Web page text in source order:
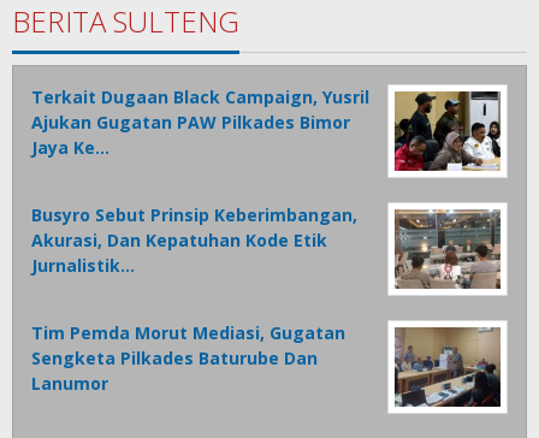
BERITA SULTENG
Terkait Dugaan Black Campaign, Yusril
Ajukan Gugatan PAW Pilkades Bimor
Jaya Ke…
Busyro Sebut Prinsip Keberimbangan,
Akurasi, Dan Kepatuhan Kode Etik
Jurnalistik…
Tim Pemda Morut Mediasi, Gugatan
Sengketa Pilkades Baturube Dan
Lanumor